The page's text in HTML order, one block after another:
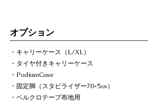
オプション
・キャリーケース（L/XL）
・タイヤ付きキャリーケース
・PodiumCase
・固定脚（スタビライザー70×5㎝）
・ベルクロテープ布地用